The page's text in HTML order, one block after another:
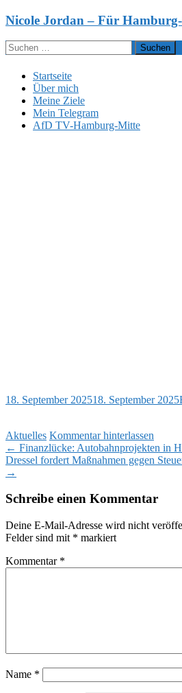
Zum
springen
Nicole Jordan – Für
Suchen
nach:
Startseite
Über mich
Meine Ziele
Mein Telegram
AfD TV-Hamburg-Mitte
18. September 202518. September 2025
Aktuelles Kommentar hinterlassen
Beitragsnavigation
← Finanzlücke: Autobahnprojekten in
Dressel fordert Maßnahmen gegen
→
Schreibe einen Kommentar
Deine E-Mail-Adresse wird nicht
Felder sind mit * markiert
Kommentar *
Name *